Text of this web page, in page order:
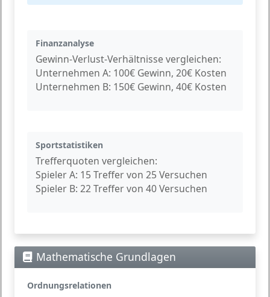
Finanzanalyse
Gewinn-Verlust-Verhältnisse vergleichen:
Unternehmen A: 100€ Gewinn, 20€ Kosten
Unternehmen B: 150€ Gewinn, 40€ Kosten
Sportstatistiken
Trefferquoten vergleichen:
Spieler A: 15 Treffer von 25 Versuchen
Spieler B: 22 Treffer von 40 Versuchen
Mathematische Grundlagen
Ordnungsrelationen